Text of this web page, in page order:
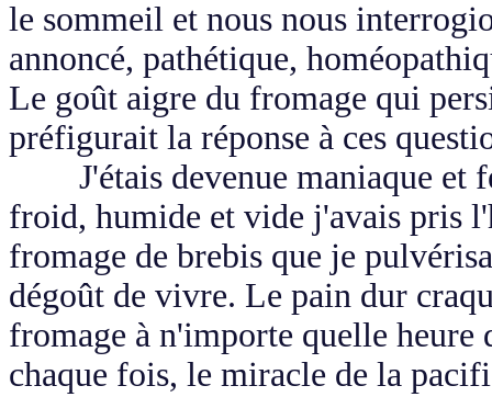
le sommeil et nous nous
annoncé, pathétique,
Le goût aigre du fromage qui
préfigurait la réponse à ces
J'étais devenue maniaque et
froid, humide et vide j'avais pris
fromage de brebis que je
dégoût de vivre. Le pain dur
fromage à n'importe quelle
chaque fois, le miracle de la